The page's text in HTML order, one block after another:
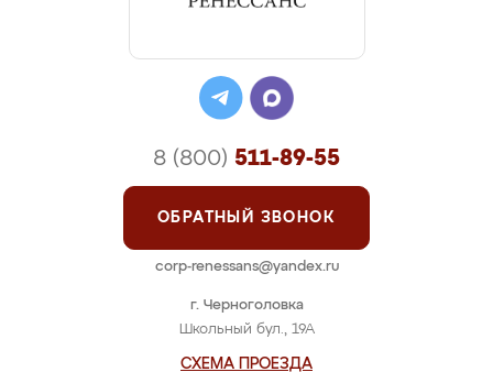
г. Черноголовка
Школьный бул., 19А
СХЕМА ПРОЕЗДА
8 (800) 511-89-55
ОБРАТНЫЙ ЗВОНОК
corp-renessans@yandex.ru